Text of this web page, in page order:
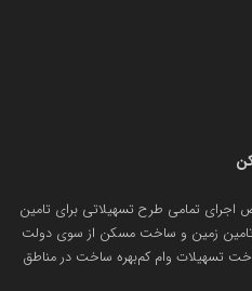
تمامی طرح تسهیلاتی برای تامین
زمین و ساخت مسکن از سوی دولت
تسهیلات وام کم‌بهره ساخت در مناطق